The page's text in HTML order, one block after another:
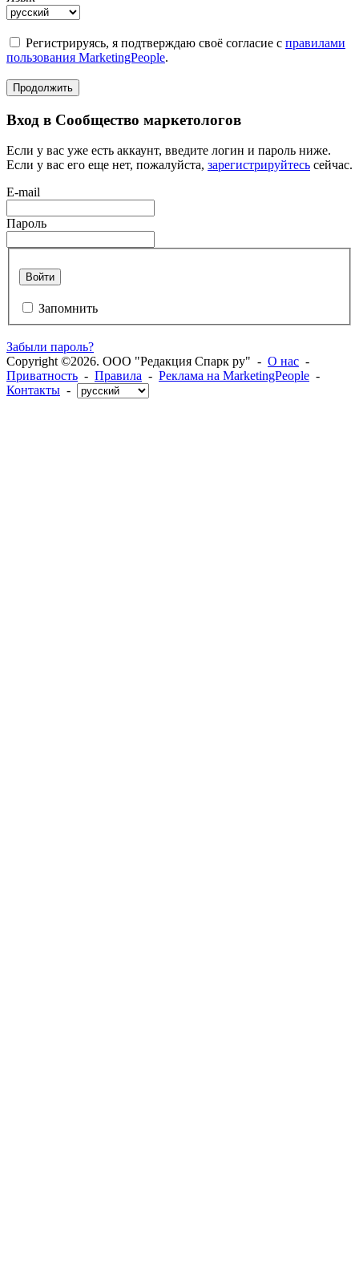
Регистрируясь, я подтверждаю своё согласие с правилами
пользования MarketingPeople.
Продолжить
Вход в Сообщество маркетологов
Если у вас уже есть аккаунт, введите логин и пароль ниже.
Если у вас его еще нет, пожалуйста, зарегистрируйтесь сейчас.
E-mail
Пароль
Войти
Запомнить
Забыли пароль?
Copyright ©2026. ООО "Редакция Спарк ру" - О нас -
Приватность - Правила - Реклама на MarketingPeople -
Контакты -